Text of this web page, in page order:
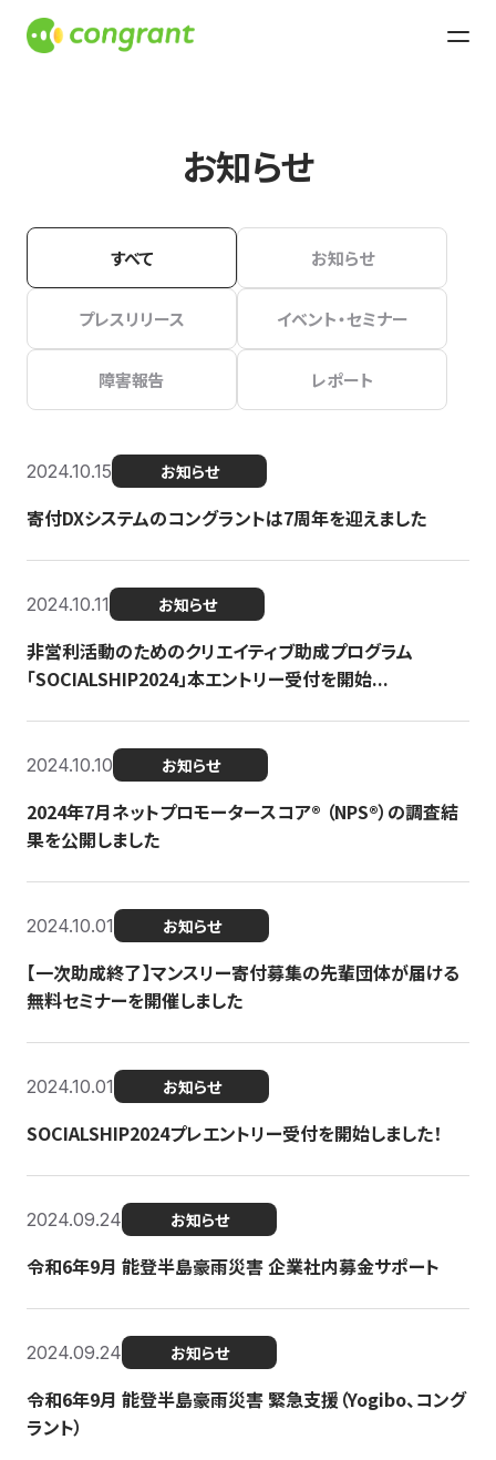
お知らせ
すべて お知らせ
プレスリリース イベント・セミナー
障害報告 レポート
2024.10.15 お知らせ
寄付DXシステムのコングラントは7周年を迎えました
2024.10.11 お知らせ
非営利活動のためのクリエイティブ助成プログラム
「SOCIALSHIP2024」本エントリー受付を開始...
2024.10.10 お知らせ
2024年7月ネットプロモータースコア®︎ （NPS®︎）の調査結
果を公開しました
2024.10.01 お知らせ
【一次助成終了】マンスリー寄付募集の先輩団体が届ける
無料セミナーを開催しました
2024.10.01 お知らせ
SOCIALSHIP2024プレエントリー受付を開始しました！
2024.09.24 お知らせ
令和6年9月 能登半島豪雨災害 企業社内募金サポート
2024.09.24 お知らせ
令和6年9月 能登半島豪雨災害 緊急支援（Yogibo、コング
ラント）